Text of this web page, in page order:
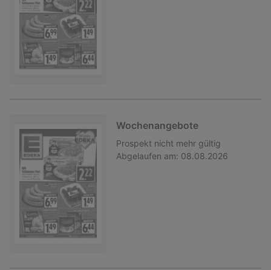
Wochenangebote
Prospekt nicht mehr gültig
Abgelaufen am: 08.08.2026